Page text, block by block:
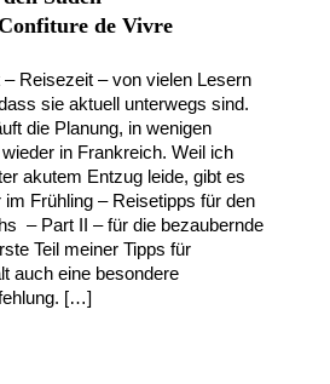
de Vivre
Reisezeit – von vielen Lesern
sie aktuell unterwegs sind.
die Planung, in wenigen
in Frankreich. Weil ich
akutem Entzug leide, gibt es
im Frühling – Reisetipps für den
– Part II – für die bezaubernde
Teil meiner Tipps für
auch eine besondere
[…]